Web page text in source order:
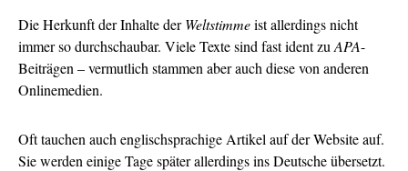
Die Herkunft der Inhalte derWeltstimmeist allerdings nicht
immer so durchschaubar. Viele Texte sind fast ident zu APA-
Beiträgen – vermutlich stammen aber auch diese von anderen
Onlinemedien.
Oft tauchen auch englischsprachige Artikel auf der Website auf.
Sie werden einige Tage später allerdings ins Deutsche übersetzt.